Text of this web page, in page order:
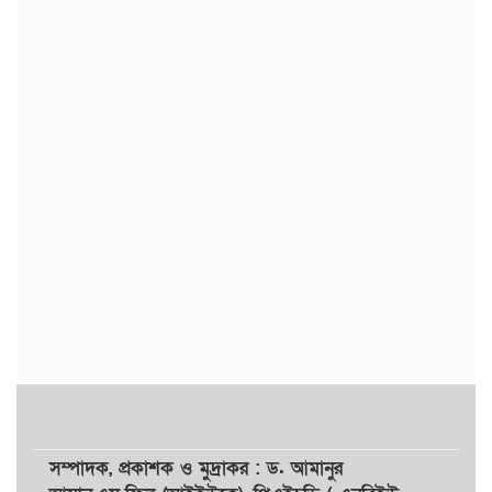
সম্পাদক, প্রকাশকওমুদ্রাকর: ড. আমানুর